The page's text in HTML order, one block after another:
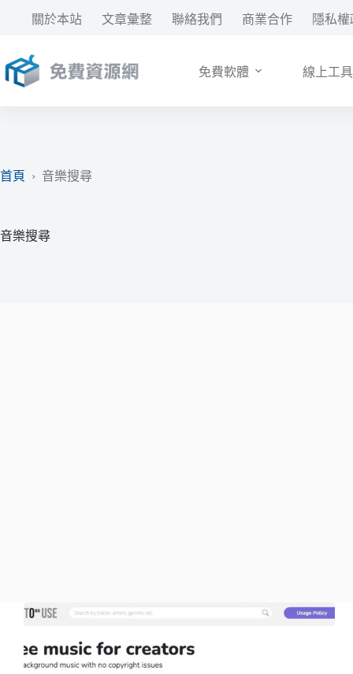
要
內
關於本站 文章彙整 聯絡我們 商業合作 隱私
免費軟體 線上工具
首頁 › 音樂搜尋
音樂搜尋